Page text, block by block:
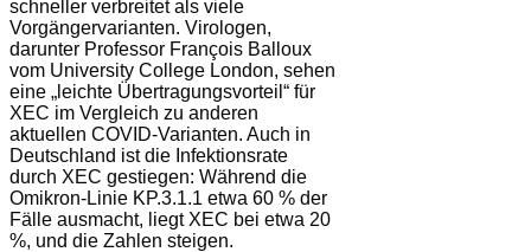
schneller verbreitet als viele
Vorgängervarianten​. Virologen,
darunter Professor François Balloux
vom University College London, sehen
eine „leichte Übertragungsvorteil“ für
XEC im Vergleich zu anderen
aktuellen COVID-Varianten. Auch in
Deutschland ist die Infektionsrate
durch XEC gestiegen: Während die
Omikron-Linie KP.3.1.1 etwa 60 % der
Fälle ausmacht, liegt XEC bei etwa 20
%, und die Zahlen steigen​.